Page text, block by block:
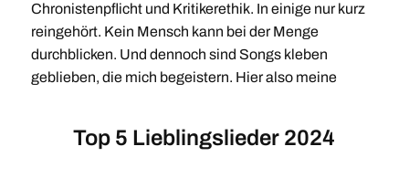
Chronistenpflicht und Kritikerethik. In einige nur kurz
reingehört. Kein Mensch kann bei der Menge
durchblicken. Und dennoch sind Songs kleben
geblieben, die mich begeistern. Hier also meine
Top 5 Lieblingslieder 2024